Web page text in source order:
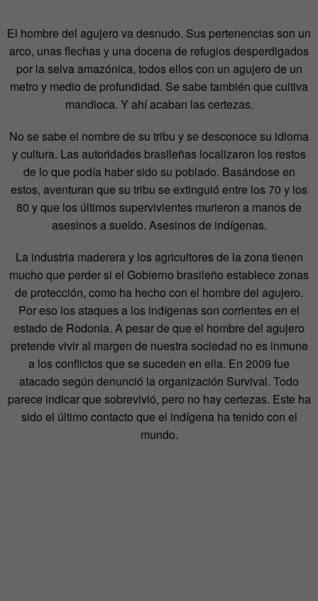
El hombre del agujero va desnudo. Sus pertenencias son un
arco, unas flechas y una docena de refugios desperdigados
por la selva amazónica, todos ellos con un agujero de un
metro y medio de profundidad. Se sabe también que cultiva
mandioca. Y ahí acaban las certezas.
No se sabe el nombre de su tribu y se desconoce su idioma
y cultura. Las autoridades brasileñas localizaron los restos
de lo que podía haber sido su poblado. Basándose en
estos, aventuran que su tribu se extinguió entre los 70 y los
80 y que los últimos supervivientes murieron a manos de
asesinos a sueldo. Asesinos de indígenas.
La industria maderera y los agricultores de la zona tienen
mucho que perder si el Gobierno brasileño establece zonas
de protección, como ha hecho con el hombre del agujero.
Por eso los ataques a los indígenas son corrientes en el
estado de Rodonia. A pesar de que el hombre del agujero
pretende vivir al margen de nuestra sociedad no es inmune
a los conflictos que se suceden en ella. En 2009 fue
atacado según denunció la organización Survival. Todo
parece indicar que sobrevivió, pero no hay certezas. Este ha
sido el último contacto que el indígena ha tenido con el
mundo.